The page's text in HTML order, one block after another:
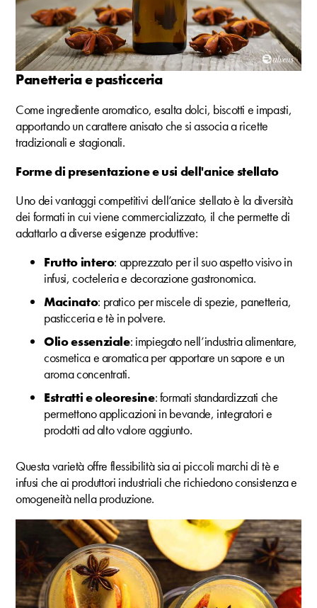
Panetteria e pasticceria
Come ingrediente aromatico, esalta dolci, biscotti e impasti,
apportando un carattere anisato che si associa a ricette
tradizionali e stagionali.
Forme di presentazione e usi dell'anice stellato
Uno dei vantaggi competitivi dell’anice stellato è la diversità
dei formati in cui viene commercializzato, il che permette di
adattarlo a diverse esigenze produttive:
Frutto intero: apprezzato per il suo aspetto visivo in
infusi, cocteleria e decorazione gastronomica.
Macinato: pratico per miscele di spezie, panetteria,
pasticceria e tè in polvere.
Olio essenziale: impiegato nell’industria alimentare,
cosmetica e aromatica per apportare un sapore e un
aroma concentrati.
Estratti e oleoresine: formati standardizzati che
permettono applicazioni in bevande, integratori e
prodotti ad alto valore aggiunto.
Questa varietà offre flessibilità sia ai piccoli marchi di tè e
infusi che ai produttori industriali che richiedono consistenza e
omogeneità nella produzione.